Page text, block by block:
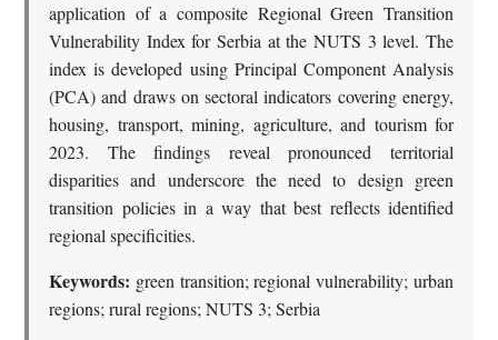
application of a composite Regional Green Transition
Vulnerability Index for Serbia at the NUTS 3 level. The
index is developed using Principal Component Analysis
(PCA) and draws on sectoral indicators covering energy,
housing, transport, mining, agriculture, and tourism for
2023. The findings reveal pronounced territorial
disparities and underscore the need to design green
transition policies in a way that best reflects identified
regional specificities.
Keywords: green transition; regional vulnerability; urban
regions; rural regions; NUTS 3; Serbia